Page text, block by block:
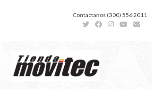
Contactanos (300) 556 2011